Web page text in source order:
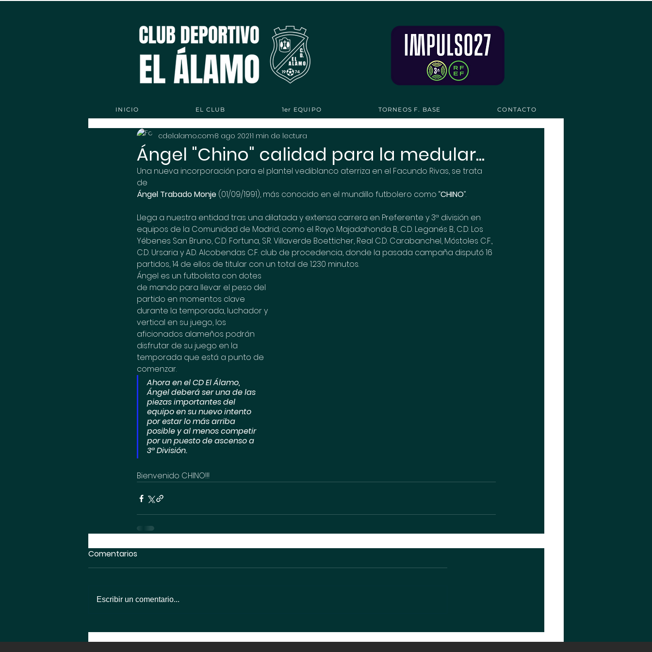
INICIO EL CLUB 1er EQUIPO TORNEOS F. BASE CONTACTO
Ángel "Chino" calidad para la medular...
cdelalamo.com8 ago 20211 min de lectura
Una nueva incorporación para el plantel vediblanco aterriza en el Facundo Rivas, se trata
de
Ángel Trabado Monje (01/09/1991), más conocido en el mundillo futbolero como “CHINO”.
Llega a nuestra entidad tras una dilatada y extensa carrera en Preferente y 3ª división en
equipos de la Comunidad de Madrid, como el Rayo Majadahonda B, C.D. Leganés B, C.D. Los
Yébenes San Bruno, C.D. Fortuna, S.R. Villaverde Boetticher, Real C.D. Carabanchel, Móstoles C.F.,
C.D. Ursaria y A.D. Alcobendas C.F. club de procedencia, donde la pasada campaña disputó 16
partidos, 14 de ellos de titular con un total de 1.230 minutos.
Ángel es un futbolista con dotes
de mando para llevar el peso del
partido en momentos clave
durante la temporada, luchador y
vertical en su juego, los
aficionados alameños podrán
disfrutar de su juego en la
temporada que está a punto de
comenzar.
Ahora en el CD El Álamo,
Ángel deberá ser una de las
piezas importantes del
equipo en su nuevo intento
por estar lo más arriba
posible y al menos competir
por un puesto de ascenso a
3ª División.
Bienvenido CHINO!!!
Comentarios
Escribir un comentario...